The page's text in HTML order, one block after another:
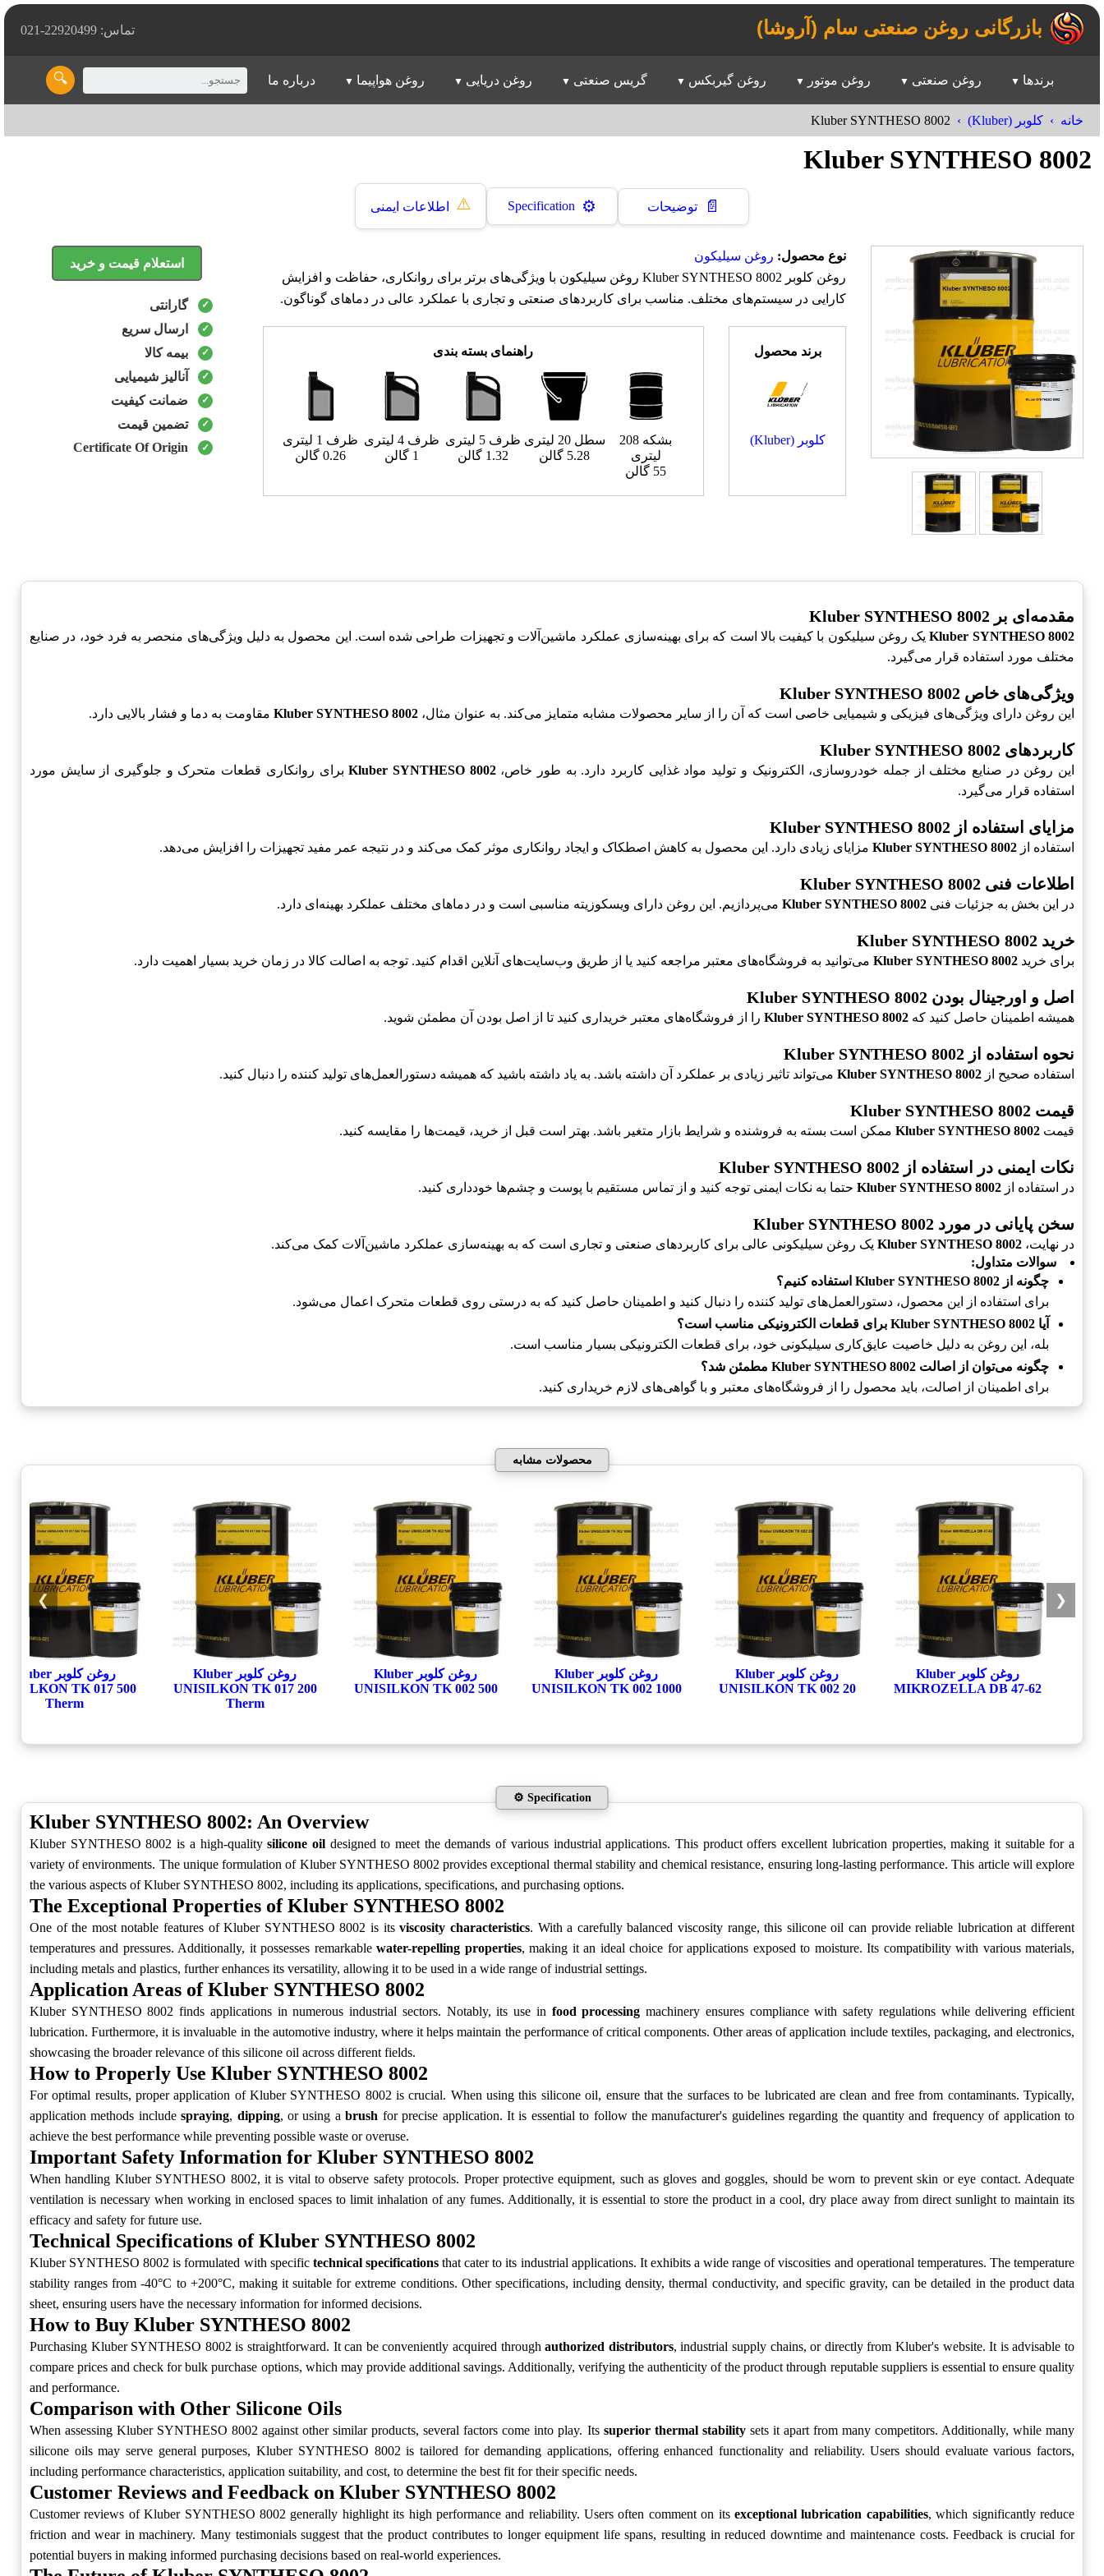
بازرگانی روغن صنعتی سام (آروشا) تماس: 22920499-021
🔍 برندها روغن صنعتی روغن موتور روغن گیربکس گریس صنعتی روغن دریایی روغن هواپیما درباره ما
خانه کلوبر (Kluber) Kluber SYNTHESO 8002
Kluber SYNTHESO 8002
📄 توضیحات ⚙️
Specification
⚠️ اطلاعات ایمنی
نوع محصول: روغن سیلیکون
روغن کلوبر Kluber SYNTHESO 8002 روغن سیلیکون با ویژگی‌های برتر برای روانکاری، حفاظت و افزایش
کارایی در سیستم‌های مختلف. مناسب برای کاربردهای صنعتی و تجاری با عملکرد عالی در دماهای گوناگون.
برند محصول
کلوبر (Kluber)
راهنمای بسته بندی
بشکه 208
لیتری
55 گالن
سطل 20 لیتری
5.28 گالن
ظرف 5 لیتری
1.32 گالن
ظرف 4 لیتری
1 گالن
ظرف 1 لیتری
0.26 گالن
استعلام قیمت و خرید
گارانتی
ارسال سریع
بیمه کالا
آنالیز شیمیایی
ضمانت کیفیت
تضمین قیمت
Certificate Of Origin
مقدمه‌ای بر Kluber SYNTHESO 8002
Kluber SYNTHESO 8002یک روغن سیلیکون با کیفیت بالا است که برای بهینه‌سازی عملکرد ماشین‌آلات و تجهیزات طراحی شده است. این محصول به دلیل ویژگی‌های منحصر به فرد خود، در صنایع
مختلف مورد استفاده قرار می‌گیرد.
ویژگی‌های خاص Kluber SYNTHESO 8002
این روغن دارای ویژگی‌های فیزیکی و شیمیایی خاصی است که آن را از سایر محصولات مشابه متمایز می‌کند. به عنوان مثال، Kluber SYNTHESO 8002 مقاومت به دما و فشار بالایی دارد.
کاربردهای Kluber SYNTHESO 8002
این روغن در صنایع مختلف از جمله خودروسازی، الکترونیک و تولید مواد غذایی کاربرد دارد. به طور خاص،Kluber SYNTHESO 8002برای روانکاری قطعات متحرک و جلوگیری از سایش مورد
استفاده قرار می‌گیرد.
مزایای استفاده از Kluber SYNTHESO 8002
استفاده از Kluber SYNTHESO 8002 مزایای زیادی دارد. این محصول به کاهش اصطکاک و ایجاد روانکاری موثر کمک می‌کند و در نتیجه عمر مفید تجهیزات را افزایش می‌دهد.
اطلاعات فنی Kluber SYNTHESO 8002
در این بخش به جزئیات فنی Kluber SYNTHESO 8002 می‌پردازیم. این روغن دارای ویسکوزیته مناسبی است و در دماهای مختلف عملکرد بهینه‌ای دارد.
خرید Kluber SYNTHESO 8002
برای خرید Kluber SYNTHESO 8002 می‌توانید به فروشگاه‌های معتبر مراجعه کنید یا از طریق وب‌سایت‌های آنلاین اقدام کنید. توجه به اصالت کالا در زمان خرید بسیار اهمیت دارد.
اصل و اورجینال بودن Kluber SYNTHESO 8002
همیشه اطمینان حاصل کنید که Kluber SYNTHESO 8002 را از فروشگاه‌های معتبر خریداری کنید تا از اصل بودن آن مطمئن شوید.
نحوه استفاده از Kluber SYNTHESO 8002
استفاده صحیح از Kluber SYNTHESO 8002 می‌تواند تاثیر زیادی بر عملکرد آن داشته باشد. به یاد داشته باشید که همیشه دستورالعمل‌های تولید کننده را دنبال کنید.
قیمت Kluber SYNTHESO 8002
قیمت Kluber SYNTHESO 8002 ممکن است بسته به فروشنده و شرایط بازار متغیر باشد. بهتر است قبل از خرید، قیمت‌ها را مقایسه کنید.
نکات ایمنی در استفاده از Kluber SYNTHESO 8002
در استفاده از Kluber SYNTHESO 8002 حتما به نکات ایمنی توجه کنید و از تماس مستقیم با پوست و چشم‌ها خودداری کنید.
سخن پایانی در مورد Kluber SYNTHESO 8002
در نهایت، Kluber SYNTHESO 8002 یک روغن سیلیکونی عالی برای کاربردهای صنعتی و تجاری است که به بهینه‌سازی عملکرد ماشین‌آلات کمک می‌کند.
سوالات متداول:
چگونه از Kluber SYNTHESO 8002 استفاده کنیم؟
برای استفاده از این محصول، دستورالعمل‌های تولید کننده را دنبال کنید و اطمینان حاصل کنید که به درستی روی قطعات متحرک اعمال می‌شود.
آیا Kluber SYNTHESO 8002 برای قطعات الکترونیکی مناسب است؟
بله، این روغن به دلیل خاصیت عایق‌کاری سیلیکونی خود، برای قطعات الکترونیکی بسیار مناسب است.
چگونه می‌توان از اصالت Kluber SYNTHESO 8002 مطمئن شد؟
برای اطمینان از اصالت، باید محصول را از فروشگاه‌های معتبر و با گواهی‌های لازم خریداری کنید.
محصولات مشابه
روغن کلوبر Kluber
MIKROZELLA DB 47-62
روغن کلوبر Kluber
UNISILKON TK 002 20
روغن کلوبر Kluber
UNISILKON TK 002 1000
روغن کلوبر Kluber
UNISILKON TK 002 500
روغن کلوبر Kluber
UNISILKON TK 017 200
Therm
روغن کلوبر Kluber
TK 017 500
Therm
❮
❯
⚙️ Specification
Kluber SYNTHESO 8002: An Overview
Kluber SYNTHESO 8002 is a high-qualitysilicone oildesigned to meet the demands of various industrial applications. This product offers excellent lubrication properties, making it suitable for a
variety of environments. The unique formulation of Kluber SYNTHESO 8002 provides exceptional thermal stability and chemical resistance, ensuring long-lasting performance. This article will explore
the various aspects of Kluber SYNTHESO 8002, including its applications, specifications, and purchasing options.
The Exceptional Properties of Kluber SYNTHESO 8002
One of the most notable features of Kluber SYNTHESO 8002 is itsviscosity characteristics. With a carefully balanced viscosity range, this silicone oil can provide reliable lubrication at different
temperatures and pressures. Additionally, it possesses remarkablewater-repelling properties, making it an ideal choice for applications exposed to moisture. Its compatibility with various materials,
including metals and plastics, further enhances its versatility, allowing it to be used in a wide range of industrial settings.
Application Areas of Kluber SYNTHESO 8002
Kluber SYNTHESO 8002 finds applications in numerous industrial sectors. Notably, its use in food processing machinery ensures compliance with safety regulations while delivering efficient
lubrication. Furthermore, it is invaluable in the automotive industry, where it helps maintain the performance of critical components. Other areas of application include textiles, packaging, and electronics,
showcasing the broader relevance of this silicone oil across different fields.
How to Properly Use Kluber SYNTHESO 8002
For optimal results, proper application of Kluber SYNTHESO 8002 is crucial. When using this silicone oil, ensure that the surfaces to be lubricated are clean and free from contaminants. Typically,
application methods includespraying, dipping, or using abrush for precise application. It is essential to follow the manufacturer's guidelines regarding the quantity and frequency of application to
achieve the best performance while preventing possible waste or overuse.
Important Safety Information for Kluber SYNTHESO 8002
When handling Kluber SYNTHESO 8002, it is vital to observe safety protocols. Proper protective equipment, such as gloves and goggles, should be worn to prevent skin or eye contact. Adequate
ventilation is necessary when working in enclosed spaces to limit inhalation of any fumes. Additionally, it is essential to store the product in a cool, dry place away from direct sunlight to maintain its
efficacy and safety for future use.
Technical Specifications of Kluber SYNTHESO 8002
Kluber SYNTHESO 8002 is formulated with specific technical specificationsthat cater to its industrial applications. It exhibits a wide range of viscosities and operational temperatures. The temperature
stability ranges from -40°C to +200°C, making it suitable for extreme conditions. Other specifications, including density, thermal conductivity, and specific gravity, can be detailed in the product data
sheet, ensuring users have the necessary information for informed decisions.
How to Buy Kluber SYNTHESO 8002
Purchasing Kluber SYNTHESO 8002 is straightforward. It can be conveniently acquired throughauthorized distributors, industrial supply chains, or directly from Kluber's website. It is advisable to
compare prices and check for bulk purchase options, which may provide additional savings. Additionally, verifying the authenticity of the product through reputable suppliers is essential to ensure quality
and performance.
Comparison with Other Silicone Oils
When assessing Kluber SYNTHESO 8002 against other similar products, several factors come into play. Its superior thermal stabilitysets it apart from many competitors. Additionally, while many
silicone oils may serve general purposes, Kluber SYNTHESO 8002 is tailored for demanding applications, offering enhanced functionality and reliability. Users should evaluate various factors,
including performance characteristics, application suitability, and cost, to determine the best fit for their specific needs.
Customer Reviews and Feedback on Kluber SYNTHESO 8002
Customer reviews of Kluber SYNTHESO 8002 generally highlight its high performance and reliability. Users often comment on itsexceptional lubrication capabilities, which significantly reduce
friction and wear in machinery. Many testimonials suggest that the product contributes to longer equipment life spans, resulting in reduced downtime and maintenance costs. Feedback is crucial for
potential buyers in making informed purchasing decisions based on real-world experiences.